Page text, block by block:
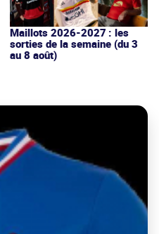
Maillots 2026-2027 : les
sorties de la semaine (du 3
au 8 août)